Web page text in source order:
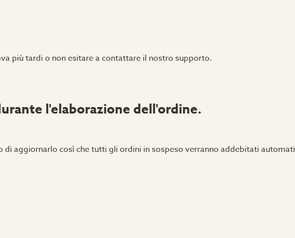
più tardi o non esitare a contattare il nostro supporto.
l'elaborazione dell'ordine.
di aggiornarlo così che tutti gli ordini in sospeso verranno addebitati